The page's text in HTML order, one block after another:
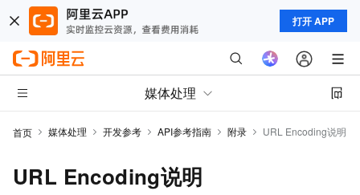
打开 APP
媒体处理
首页 媒体处理 开发参考 API参考指南 附录 URL Encoding说明
URL Encoding说明